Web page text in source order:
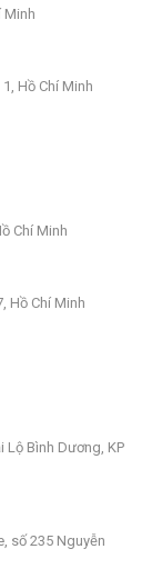
Minh
Hồ Chí Minh
Chí Minh
Hồ Chí Minh
Lộ Bình Dương, KP
số 235 Nguyễn